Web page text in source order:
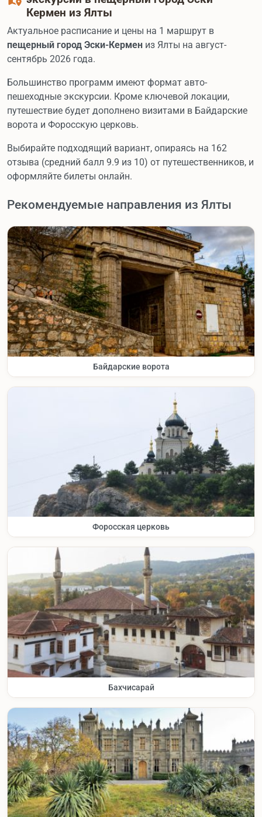
Кермен из Ялты
Актуальное расписание и цены на 1 маршрут в
пещерный город Эски-Кермен из Ялты на август-
сентябрь 2026 года.
Большинство программ имеют формат авто-
пешеходные экскурсии. Кроме ключевой локации,
путешествие будет дополнено визитами в Байдарские
ворота и Форосскую церковь.
Выбирайте подходящий вариант, опираясь на 162
отзыва (средний балл 9.9 из 10) от путешественников, и
оформляйте билеты онлайн.
Рекомендуемые направления из Ялты
Байдарские ворота
Форосская церковь
Бахчисарай